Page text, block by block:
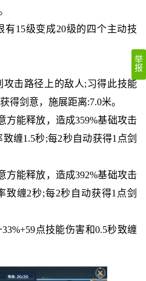
15级变成20级的四个主动技
攻击路径上的敌人;习得此技能
得剑意，施展距离:7.0米。
方能释放，造成359%基础攻击
缠1.5秒;每2秒自动获得1点剑
方能释放，造成392%基础攻击
致缠2秒;每2秒自动获得1点剑
点技能伤害和0.5秒致缠
举
报